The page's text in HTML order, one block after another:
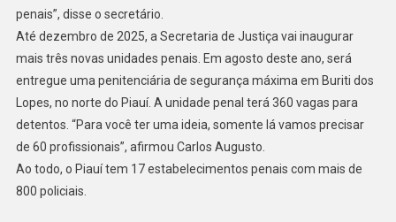
penais”, disse o secretário.
Até dezembro de 2025, a Secretaria de Justiça vai inaugurar
mais três novas unidades penais. Em agosto deste ano, será
entregue uma penitenciária de segurança máxima em Buriti dos
Lopes, no norte do Piauí. A unidade penal terá 360 vagas para
detentos. “Para você ter uma ideia, somente lá vamos precisar
de 60 profissionais”, afirmou Carlos Augusto.
Ao todo, o Piauí tem 17 estabelecimentos penais com mais de
800 policiais.